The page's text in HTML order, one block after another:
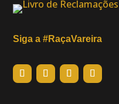
Siga a #RaçaVareira